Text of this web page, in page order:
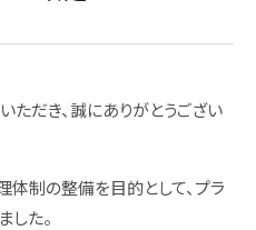
だき、誠にありがとうござい
体制の整備を目的として、プラ
した。